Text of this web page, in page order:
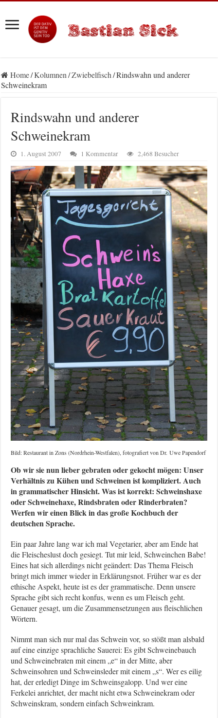
Home/Kolumnen/Zwiebelfisch/Rindswahn und anderer
Schweinekram
Rindswahn und anderer
Schweinekram
1. August 2007 1 Kommentar 2,468 Besucher
Bild: Restaurant in Zons (Nordrhein-Westfalen), fotografiert von Dr. Uwe Papendorf
Ob wir sie nun lieber gebraten oder gekocht mögen: Unser
Verhältnis zu Kühen und Schweinen ist kompliziert. Auch
in grammatischer Hinsicht. Was ist korrekt: Schweinshaxe
oder Schweinehaxe, Rindsbraten oder Rinderbraten?
Werfen wir einen Blick in das große Kochbuch der
deutschen Sprache.
Ein paar Jahre lang war ich mal Vegetarier, aber am Ende hat
die Fleischeslust doch gesiegt. Tut mir leid, Schweinchen Babe!
Eines hat sich allerdings nicht geändert: Das Thema Fleisch
bringt mich immer wieder in Erklärungsnot. Früher war es der
ethische Aspekt, heute ist es der grammatische. Denn unsere
Sprache gibt sich recht konfus, wenn es um Fleisch geht.
Genauer gesagt, um die Zusammensetzungen aus fleischlichen
Wörtern.
Nimmt man sich nur mal das Schwein vor, so stößt man alsbald
auf eine einzige sprachliche Sauerei: Es gibt Schweinebauch
und Schweinebraten mit einem „e“ in der Mitte, aber
Schweinsohren und Schweinsleder mit einem „s“. Wer es eilig
hat, der erledigt Dinge im Schweinsgalopp. Und wer eine
Ferkelei anrichtet, der macht nicht etwa Schweinekram oder
Schweinskram, sondern einfach Schweinkram.